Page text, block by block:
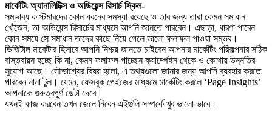
মার্কেটিং অ্যানালিটিক্স ও অডিয়েন্স রিসার্চ স্কিল-
সম্ভাব্য কাস্টমারদের কোন ধরনের সমস্যা রয়েছে ও তার জন্য তারা কেমন সমাধান
খোঁজেন, তা অডিয়েন্স রিসার্চের মাধ্যমে আপনি জানতে পারবেন। এছাড়া, ধারণা পাবেন
কোন সময়ে সে সমাধান তাদের কাছে নিয়ে গেলে ভালো ফলাফল পাওয়া সম্ভব।
ডিজিটাল মার্কেটার হিসাবে আপনি নিশ্চয় জানতে চাইবেন আপনার মার্কেটিং পরিকল্পনার সঠিক
বাস্তবায়ন হচ্ছে কি না, কেমন ফলাফল পাচ্ছেন ক্যাম্পেইন থেকে ও কোথায় উন্নতির
সুযোগ আছে। সৌভাগ্যের বিষয় হলো, এ তথ্যগুলো জানার জন্য আপনি ব্যবহার করতে
পারবেন নানা টুল। যেমন, ফেসবুক পেইজের মাধ্যমে মার্কেটিং করলে ‘Page Insights’
আপনাকে গুরুত্বপূর্ণ ডেটা দেবে।
যখনই কাজ করবেন তখন জেনে নিবেন এইগুলি সম্পর্কে খুব ভালো ভাবে।